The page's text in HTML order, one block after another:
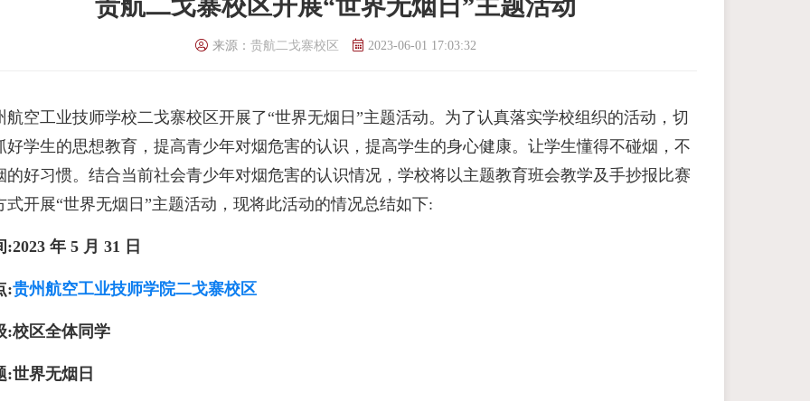
贵航二戈寨校区开展“世界无烟日”主题活动
来源： 贵航二戈寨校区 2023-06-01 17:03:32
航空工业技师学校二戈寨校区开展了“世界无烟日”主题活动。为了认真落实学校组织的活动，切
好学生的思想教育，提高青少年对烟危害的认识，提高学生的身心健康。让学生懂得不碰烟，不
的好习惯。结合当前社会青少年对烟危害的认识情况，学校将以主题教育班会教学及手抄报比赛
式开展“世界无烟日”主题活动，现将此活动的情况总结如下:
:2023 年 5 月 31 日
:贵州航空工业技师学院二戈寨校区
:校区全体同学
:世界无烟日